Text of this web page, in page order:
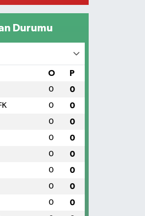
Durumu
O P
0 0
0 0
0 0
0 0
0 0
0 0
0 0
0 0